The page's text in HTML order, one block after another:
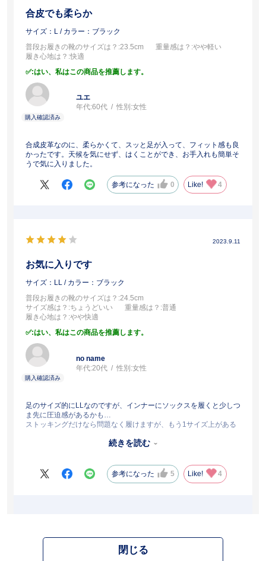
合皮でも柔らか
サイズ：L / カラー：ブラック
普段お履きの靴のサイズは？ :23.5cm 重量感は？ :やや軽い
履き心地は？ :快適
:はい、私はこの商品を推薦します。
ユエ
年代:60代 性別:女性
合成皮革なのに、柔らかくて、スッと足が入って、フィット感も良
かったです。天候を気にせず、はくことができ、お手入れも簡単そ
うで気に入りました。
参考になった 0 Like! 4
2023.9.11
お気に入りです
サイズ：LL / カラー：ブラック
普段お履きの靴のサイズは？ :24.5cm
サイズ感は？ :ちょうどいい 重量感は？ :普通
履き心地は？ :やや快適
:はい、私はこの商品を推薦します。
no name
年代:20代 性別:女性
足のサイズ的にLLなのですが、インナーにソックスを履くと少しつ
ま先に圧迫感があるかも…
ストッキングだけなら問題なく履けますが、もう1サイズ上がある
でもデザインなどはもちろん仕様すべて希望通りなので、満足で
続きを読む
参考になった 5 Like! 4
閉じる